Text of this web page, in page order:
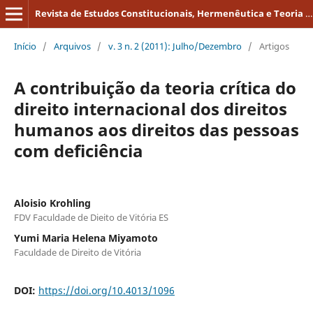
Revista de Estudos Constitucionais, Hermenêutica e Teoria do Direito
Início / Arquivos / v. 3 n. 2 (2011): Julho/Dezembro / Artigos
A contribuição da teoria crítica do
direito internacional dos direitos
humanos aos direitos das pessoas
com deficiência
Aloisio Krohling
FDV Faculdade de Dieito de Vitória ES
Yumi Maria Helena Miyamoto
Faculdade de Direito de Vitória
DOI: https://doi.org/10.4013/1096